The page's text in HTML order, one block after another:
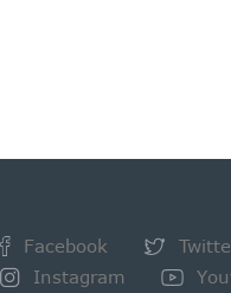
Facebook
Instagram